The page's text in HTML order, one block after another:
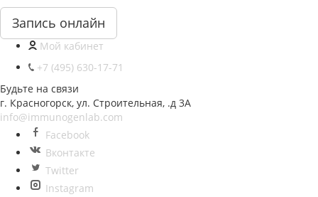
Запись онлайн
Мой кабинет
+7 (495) 630-17-71
Будьте на связи
г. Красногорск, ул. Строительная, .д 3А
info@immunogenlab.com
Facebook
Вконтакте
Twitter
Instagram